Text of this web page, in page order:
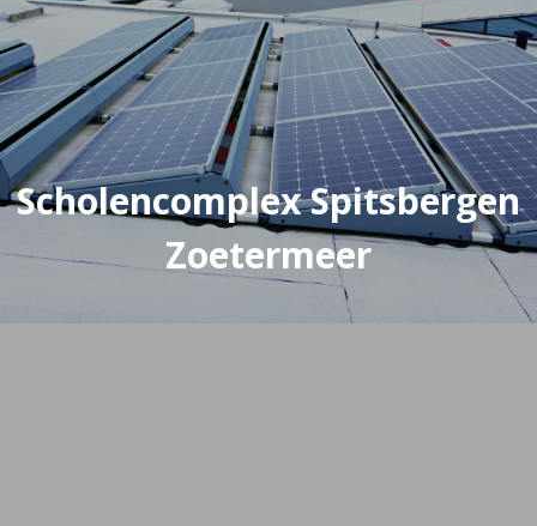
Scholencomplex Spitsbergen
Zoetermeer